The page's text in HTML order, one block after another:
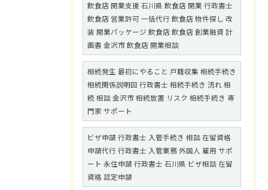
飲食店 開業支援 石川県 飲食店 開業 行政書士
飲食店 営業許可 一括代行 飲食店 物件探し 改
装 開業パッケージ 飲食店 飲食店 創業融資 計
画書 金沢市 飲食店 開業相談
相続発生 最初にやること 戸籍収集 相続手続き
相続関係説明図 行政書士 相続手続き 流れ 相
続 相談 金沢市 相続放置 リスク 相続手続き 専
門家 サポート
ビザ申請 行政書士 入管手続き 相談 在留資格
申請代行 行政書士 入管業務 外国人 雇用 サポ
ート 永住申請 行政書士 石川県 ビザ相談 在留
資格 認定申請